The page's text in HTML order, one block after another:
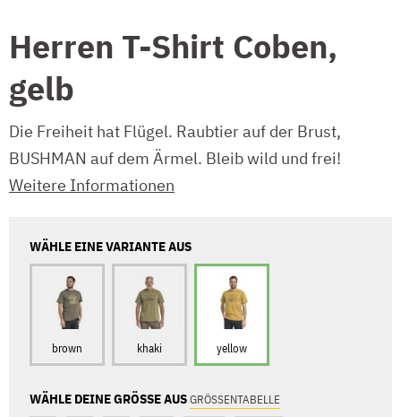
Herren T-Shirt Coben,
gelb
Die Freiheit hat Flügel. Raubtier auf der Brust,
BUSHMAN auf dem Ärmel. Bleib wild und frei!
Weitere Informationen
WÄHLE EINE VARIANTE AUS
brown khaki yellow
WÄHLE DEINE GRÖSSE AUSGRÖSSENTABELLE